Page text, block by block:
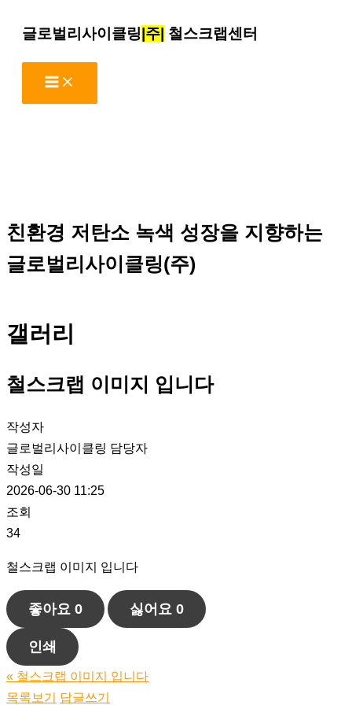
글로벌리사이클링 |주| 철스크랩센터
친환경 저탄소 녹색 성장을 지향하는
글로벌리사이클링(주)
갤러리
철스크랩 이미지 입니다
작성자
글로벌리사이클링 담당자
작성일
2026-06-30 11:25
조회
34
철스크랩 이미지 입니다
좋아요 0 싫어요 0
인쇄
« 철스크랩 이미지 입니다
목록보기
답글쓰기